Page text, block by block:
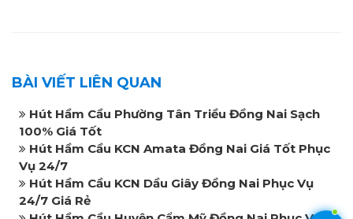
BÀI VIẾT LIÊN QUAN
Hút Hầm Cầu Phường Tân Triều Đồng Nai Sạch
100% Giá Tốt
Hút Hầm Cầu KCN Amata Đồng Nai Giá Tốt Phục
Vụ 24/7
Hút Hầm Cầu KCN Dầu Giây Đồng Nai Phục Vụ
24/7 Giá Rẻ